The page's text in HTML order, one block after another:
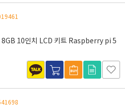
8GB 10인치 LCD 키트 Raspberry pi 5